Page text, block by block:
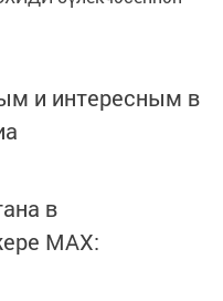
и интересным в
в
MАХ: